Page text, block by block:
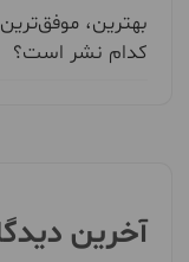
بهترین،
کدام نشر است؟
آخرین